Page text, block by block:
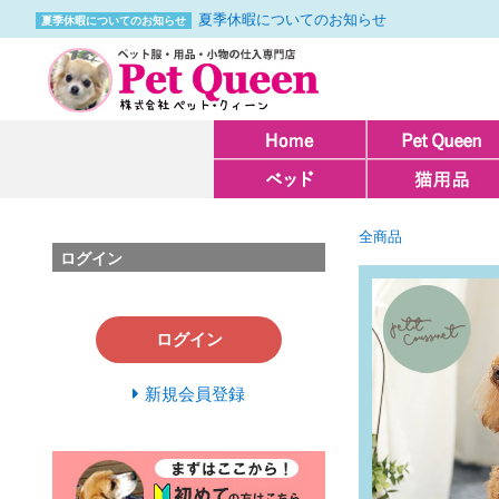
夏季休暇についてのお知らせ 夏季休暇についてのお知らせ
全商品
ログイン
ログイン
新規会員登録